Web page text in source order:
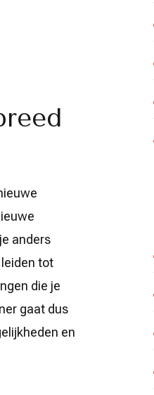
anders
tot
die je
gaat dus
en